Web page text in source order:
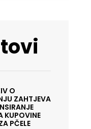
O
ZAHTJEVA
KUPOVINE
PČELE